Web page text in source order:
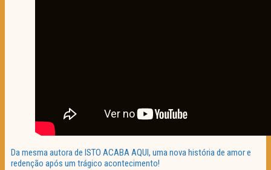
Da mesma autora de ISTO ACABA AQUI, uma nova história de amor e
redenção após um trágico acontecimento!